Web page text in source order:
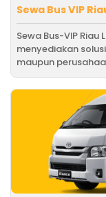
Sewa Bus VIP
Sewa Bus-VIP Riau
menyediakan
maupun